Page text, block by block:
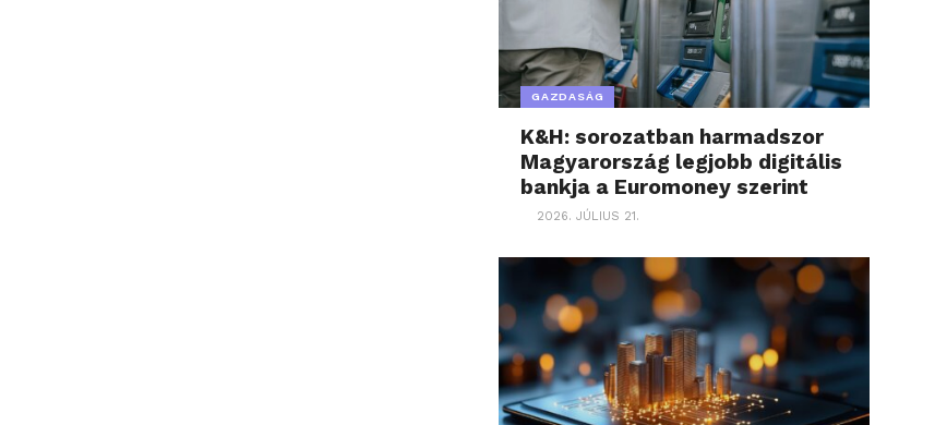
GAZDASÁG
K&H: sorozatban harmadszor
Magyarország legjobb digitális
bankja a Euromoney szerint
2026. JÚLIUS 21.